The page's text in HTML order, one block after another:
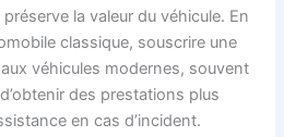
la valeur du véhicule. En
classique, souscrire une
véhicules modernes, souvent
des prestations plus
en cas d’incident.